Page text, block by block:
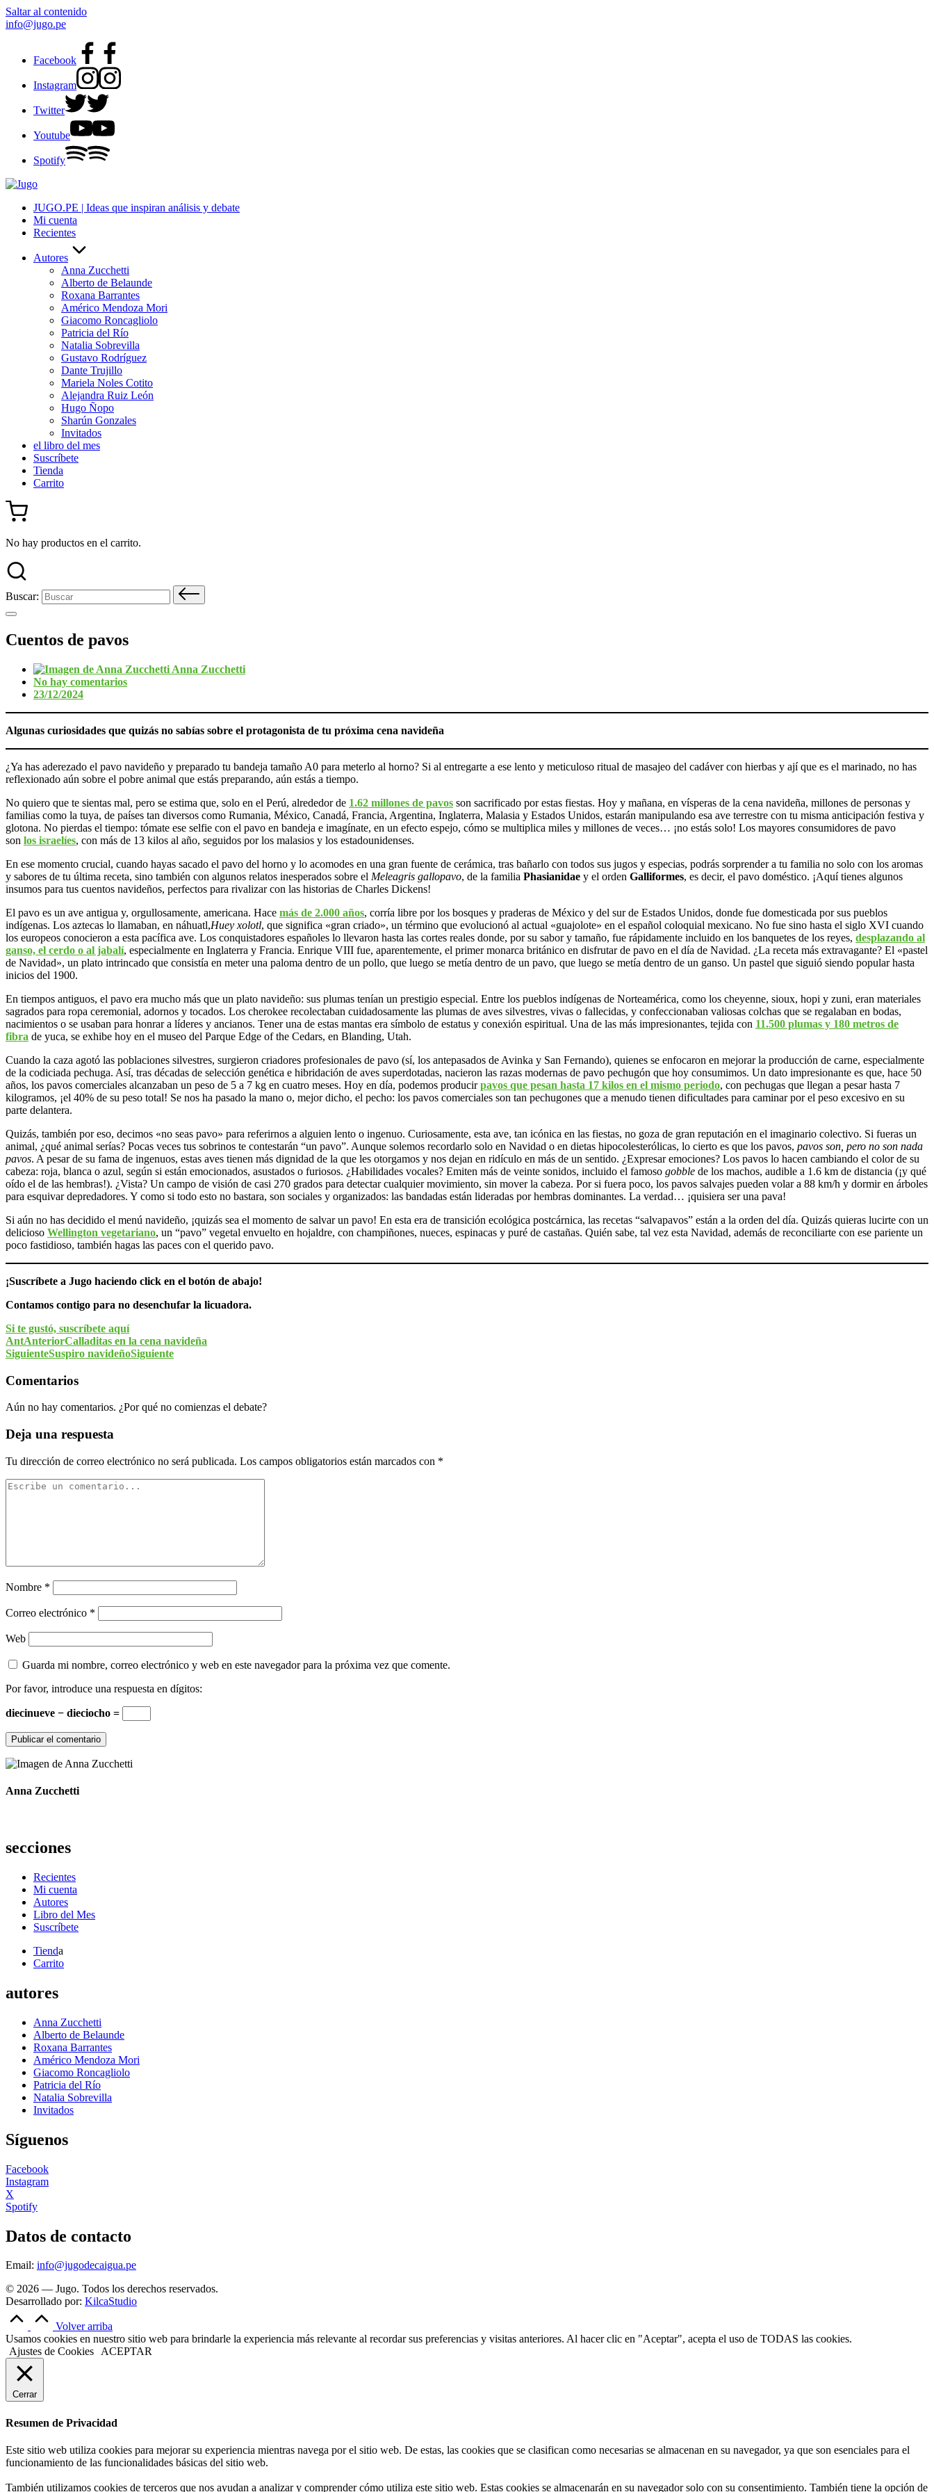
Saltar al contenido
info@jugo.pe
Facebook
Instagram
Twitter
Youtube
Spotify
JUGO.PE | Ideas que inspiran análisis y debate
Mi cuenta
Recientes
Autores
Anna Zucchetti
Alberto de Belaunde
Roxana Barrantes
Américo Mendoza Mori
Giacomo Roncagliolo
Patricia del Río
Natalia Sobrevilla
Gustavo Rodríguez
Dante Trujillo
Mariela Noles Cotito
Alejandra Ruiz León
Hugo Ñopo
Sharún Gonzales
Invitados
el libro del mes
Suscríbete
Tienda
Carrito
No hay productos en el carrito.
Buscar:
Cuentos de pavos
Anna Zucchetti
No hay comentarios
23/12/2024
Algunas curiosidades que quizás no sabías sobre el protagonista de tu próxima cena navideña
¿Ya has aderezado el pavo navideño y preparado tu bandeja tamaño A0 para meterlo al horno? Si al entregarte a ese lento y meticuloso ritual de masajeo del cadáver con hierbas y ají que es el marinado, no has
reflexionado aún sobre el pobre animal que estás preparando, aún estás a tiempo.
No quiero que te sientas mal, pero se estima que, solo en el Perú, alrededor de 1.62 millones de pavos son sacrificado por estas fiestas. Hoy y mañana, en vísperas de la cena navideña, millones de personas y
familias como la tuya, de países tan diversos como Rumania, México, Canadá, Francia, Argentina, Inglaterra, Malasia y Estados Unidos, estarán manipulando esa ave terrestre con tu misma anticipación festiva y
glotona. No pierdas el tiempo: tómate ese selfie con el pavo en bandeja e imagínate, en un efecto espejo, cómo se multiplica miles y millones de veces… ¡no estás solo! Los mayores consumidores de pavo
son los israelíes, con más de 13 kilos al año, seguidos por los malasios y los estadounidenses.
En ese momento crucial, cuando hayas sacado el pavo del horno y lo acomodes en una gran fuente de cerámica, tras bañarlo con todos sus jugos y especias, podrás sorprender a tu familia no solo con los aromas
y sabores de tu última receta, sino también con algunos relatos inesperados sobre el Meleagris gallopavo, de la familia Phasianidae y el orden Galliformes, es decir, el pavo doméstico. ¡Aquí tienes algunos
insumos para tus cuentos navideños, perfectos para rivalizar con las historias de Charles Dickens!
El pavo es un ave antigua y, orgullosamente, americana. Hace más de 2.000 años, corría libre por los bosques y praderas de México y del sur de Estados Unidos, donde fue domesticada por sus pueblos
indígenas. Los aztecas lo llamaban, en náhuatl,Huey xolotl, que significa «gran criado», un término que evolucionó al actual «guajolote» en el español coloquial mexicano. No fue sino hasta el siglo XVI cuando
los europeos conocieron a esta pacífica ave. Los conquistadores españoles lo llevaron hasta las cortes reales donde, por su sabor y tamaño, fue rápidamente incluido en los banquetes de los reyes, desplazando al
ganso, el cerdo o al jabalí, especialmente en Inglaterra y Francia. Enrique VIII fue, aparentemente, el primer monarca británico en disfrutar de pavo en el día de Navidad. ¿La receta más extravagante? El «pastel
de Navidad», un plato intrincado que consistía en meter una paloma dentro de un pollo, que luego se metía dentro de un pavo, que luego se metía dentro de un ganso. Un pastel que siguió siendo popular hasta
inicios del 1900.
En tiempos antiguos, el pavo era mucho más que un plato navideño: sus plumas tenían un prestigio especial. Entre los pueblos indígenas de Norteamérica, como los cheyenne, sioux, hopi y zuni, eran materiales
sagrados para ropa ceremonial, adornos y tocados. Los cherokee recolectaban cuidadosamente las plumas de aves silvestres, vivas o fallecidas, y confeccionaban valiosas colchas que se regalaban en bodas,
nacimientos o se usaban para honrar a líderes y ancianos. Tener una de estas mantas era símbolo de estatus y conexión espiritual. Una de las más impresionantes, tejida con 11.500 plumas y 180 metros de
fibra de yuca, se exhibe hoy en el museo del Parque Edge of the Cedars, en Blanding, Utah.
Cuando la caza agotó las poblaciones silvestres, surgieron criadores profesionales de pavo (sí, los antepasados de Avinka y San Fernando), quienes se enfocaron en mejorar la producción de carne, especialmente
de la codiciada pechuga. Así, tras décadas de selección genética e hibridación de aves superdotadas, nacieron las razas modernas de pavo pechugón que hoy consumimos. Un dato impresionante es que, hace 50
años, los pavos comerciales alcanzaban un peso de 5 a 7 kg en cuatro meses. Hoy en día, podemos producirpavos que pesan hasta 17 kilos en el mismo periodo, con pechugas que llegan a pesar hasta 7
kilogramos, ¡el 40% de su peso total! Se nos ha pasado la mano o, mejor dicho, el pecho: los pavos comerciales son tan pechugones que a menudo tienen dificultades para caminar por el peso excesivo en su
parte delantera.
Quizás, también por eso, decimos «no seas pavo» para referirnos a alguien lento o ingenuo. Curiosamente, esta ave, tan icónica en las fiestas, no goza de gran reputación en el imaginario colectivo. Si fueras un
animal, ¿qué animal serías? Pocas veces tus sobrinos te contestarán “un pavo”. Aunque solemos recordarlo solo en Navidad o en dietas hipocolesterólicas, lo cierto es que los pavos, pavos son, pero no son nada
pavos. A pesar de su fama de ingenuos, estas aves tienen más dignidad de la que les otorgamos y nos dejan en ridículo en más de un sentido. ¿Expresar emociones? Los pavos lo hacen cambiando el color de su
cabeza: roja, blanca o azul, según si están emocionados, asustados o furiosos. ¿Habilidades vocales? Emiten más de veinte sonidos, incluido el famoso gobble de los machos, audible a 1.6 km de distancia (¡y qué
oído el de las hembras!). ¿Vista? Un campo de visión de casi 270 grados para detectar cualquier movimiento, sin mover la cabeza. Por si fuera poco, los pavos salvajes pueden volar a 88 km/h y dormir en árboles
para esquivar depredadores. Y como si todo esto no bastara, son sociales y organizados: las bandadas están lideradas por hembras dominantes. La verdad… ¡quisiera ser una pava!
Si aún no has decidido el menú navideño, ¡quizás sea el momento de salvar un pavo! En esta era de transición ecológica postcárnica, las recetas “salvapavos” están a la orden del día. Quizás quieras lucirte con un
delicioso Wellington vegetariano, un “pavo” vegetal envuelto en hojaldre, con champiñones, nueces, espinacas y puré de castañas. Quién sabe, tal vez esta Navidad, además de reconciliarte con ese pariente un
poco fastidioso, también hagas las paces con el querido pavo.
¡Suscríbete a Jugo haciendo click en el botón de abajo!
Contamos contigo para no desenchufar la licuadora.
Si te gustó, suscríbete aquí
AntAnteriorCalladitas en la cena navideña
SiguienteSuspiro navideñoSiguiente
Comentarios
Aún no hay comentarios. ¿Por qué no comienzas el debate?
Deja una respuesta
Tu dirección de correo electrónico no será publicada. Los campos obligatorios están marcados con *
Nombre *
Correo electrónico *
Web
Guarda mi nombre, correo electrónico y web en este navegador para la próxima vez que comente.
Por favor, introduce una respuesta en dígitos:
diecinueve − dieciocho =
Anna Zucchetti
secciones
Recientes
Mi cuenta
Autores
Libro del Mes
Suscríbete
Tienda
Carrito
autores
Anna Zucchetti
Alberto de Belaunde
Roxana Barrantes
Américo Mendoza Mori
Giacomo Roncagliolo
Patricia del Río
Natalia Sobrevilla
Invitados
Síguenos
Facebook
Instagram
X
Spotify
Datos de contacto
Email: info@jugodecaigua.pe
© 2026 — Jugo. Todos los derechos reservados.
Desarrollado por: KilcaStudio
Volver arriba
Usamos cookies en nuestro sitio web para brindarle la experiencia más relevante al recordar sus preferencias y visitas anteriores. Al hacer clic en "Aceptar", acepta el uso de TODAS las cookies.
Ajustes de Cookies ACEPTAR
Cerrar
Resumen de Privacidad
Este sitio web utiliza cookies para mejorar su experiencia mientras navega por el sitio web. De estas, las cookies que se clasifican como necesarias se almacenan en su navegador, ya que son esenciales para el
funcionamiento de las funcionalidades básicas del sitio web.
También utilizamos cookies de terceros que nos ayudan a analizar y comprender cómo utiliza este sitio web. Estas cookies se almacenarán en su navegador solo con su consentimiento. También tiene la opción de